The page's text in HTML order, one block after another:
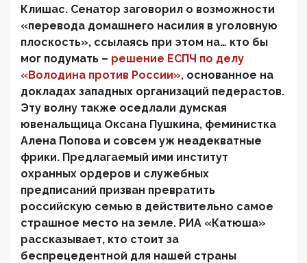
Клишас. Сенатор заговорил о возможности
«перевода домашнего насилия в уголовную
плоскость», ссылаясь при этом на… кто бы
мог подумать – решение ЕСПЧ по делу
«Володина против России», основанное на
докладах западных организаций педерастов.
Эту волну также оседлали думская
ювенальщица Оксана Пушкина, феминистка
Алена Попова и совсем уж неадекватные
фрики. Предлагаемый ими институт
охранных ордеров и служебных
предписаний призван превратить
российскую семью в действительно самое
страшное место на земле. РИА «Катюша»
рассказывает, кто стоит за
беспрецедентной для нашей страны